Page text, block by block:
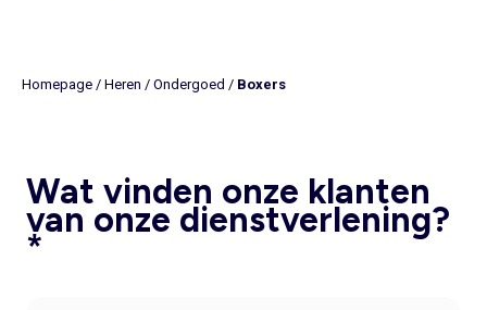
Homepage / Heren / Ondergoed / Boxers
Wat vinden onze klanten
van onze dienstverlening?
*